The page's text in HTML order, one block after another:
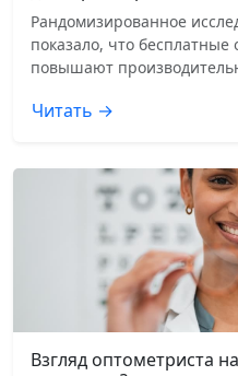
Рандомизированное
показало, что
повышают
Читать →
Взгляд оптометриста